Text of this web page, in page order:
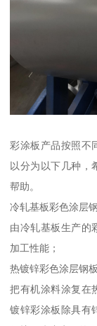
彩涂板产品按照不
以分为以下几种，
帮助。
冷轧基板彩色涂层
由冷轧基板生产的
加工性能；
热镀锌彩色涂层钢板
把有机涂料涂复在
镀锌彩涂板除具有